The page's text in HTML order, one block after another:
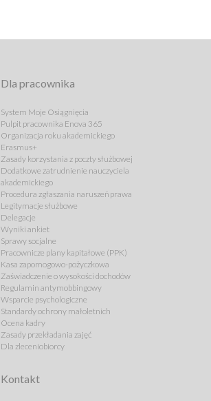
Dla pracownika
System Moje Osiągnięcia
Pulpit pracownika Enova 365
Organizacja roku akademickiego
Erasmus+
Zasady korzystania z poczty służbowej
Dodatkowe zatrudnienie nauczyciela
akademickiego
Procedura zgłaszania naruszeń prawa
Legitymacje służbowe
Delegacje
Wyniki ankiet
Sprawy socjalne
Pracownicze plany kapitałowe (PPK)
Kasa zapomogowo-pożyczkowa
Zaświadczenie o wysokości dochodów
Regulamin antymobbingowy
Wsparcie psychologiczne
Standardy ochrony małoletnich
Ocena kadry
Zasady przekładania zajęć
Dla zleceniobiorcy
Kontakt